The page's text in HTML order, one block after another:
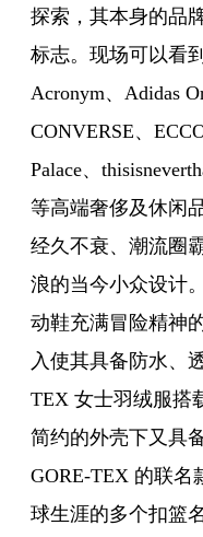
探索，其本身的品
标志。现场可以看
Acronym、Adidas
CONVERSE、
Palace、
等高端奢侈及休闲
经久不衰、潮流圈
浪的当今小众设计
动鞋充满冒险精神
入使其具备防水、
TEX 女士羽绒服搭
简约的外壳下又具
GORE-TEX 的联名
球生涯的多个扣篮